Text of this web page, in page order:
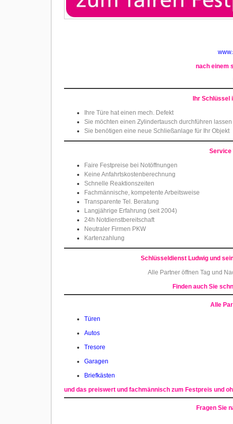
nach einem
Ihr Schlüssel
Ihre Türe hat einen mech. Defekt
Sie möchten einen Zylindertausch durchführen lassen
Sie benötigen eine neue Schließanlage für Ihr Objekt
Service
Faire Festpreise bei Notöffnungen
Keine Anfahrtskostenberechnung
Schnelle Reaktionszeiten
Fachmännische, kompetente Arbeitsweise
Transparente Tel. Beratung
Langjährige Erfahrung (seit 2004)
24h Notdienstbereitschaft
Neutraler Firmen PKW
Kartenzahlung
Schlüsseldienst Ludwig und
Alle Partner öffnen Tag und
Finden auch Sie
Alle
Türen
Autos
Tresore
Garagen
Briefkästen
und das preiswert und fachmännisch zum Festpreis und
Fragen Sie